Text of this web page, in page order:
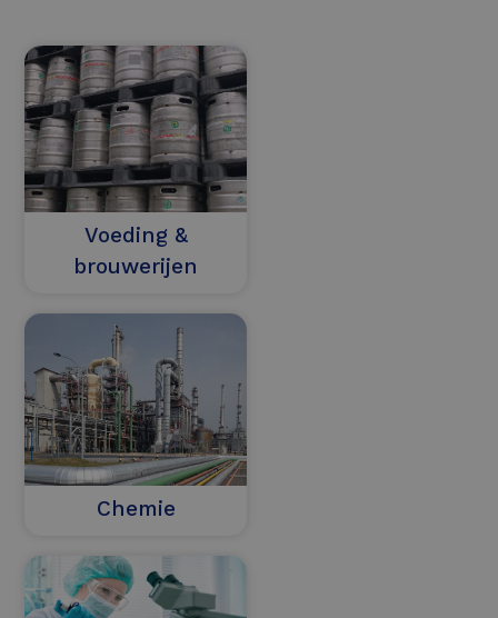
Voeding &
brouwerijen
Chemie